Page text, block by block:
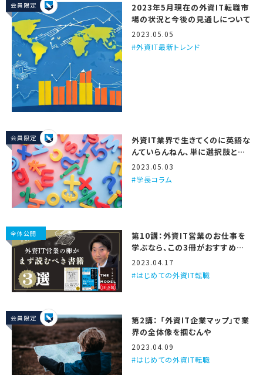
会員限定
2023年5月現在の外資IT転職市
場の状況と今後の見通しについて
2023.05.05
外資IT最新トレンド
会員限定
外資IT業界で生きてくのに英語な
んていらんねん、単に選択肢と仕
事の面白さが減るだけや
2023.05.03
学長コラム
全体公開
第10講：外資IT営業のお仕事を
学ぶなら、この3冊がおすすめや
で
2023.04.17
はじめての外資IT転職
会員限定
第2講： 「外資IT企業マップ」で業
界の全体像を掴むんや
2023.04.09
はじめての外資IT転職